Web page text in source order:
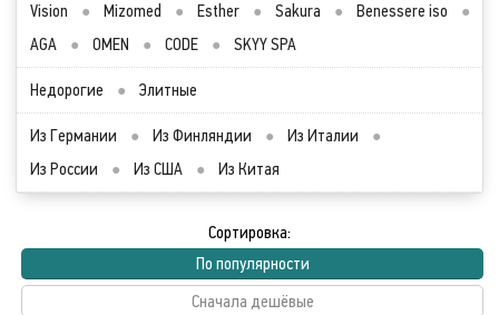
Vision
● Mizomed ● Esther ● Sakura ● Benessere iso
●
AGA
● OMEN ● CODE ● SKYY SPA
Недорогие ● Элитные
Из Германии ● Из Финляндии ● Из Италии
●
Из России
● Из США ● Из Китая
Сортировка:
По популярности
Сначала дешёвые